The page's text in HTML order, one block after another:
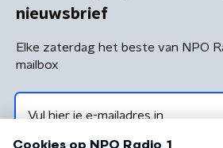
nieuwsbrief
Elke zaterdag het beste van NPO
mailbox